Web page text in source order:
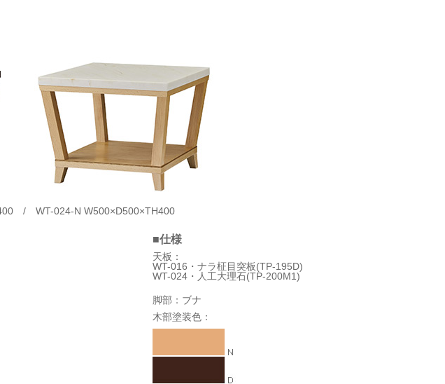
/ WT-024-N W500×D500×TH400
■仕様
天板：
WT-016・ナラ柾目突板(TP-195D)
WT-024・人工大理石(TP-200M1)
脚部：ブナ
木部塗装色：